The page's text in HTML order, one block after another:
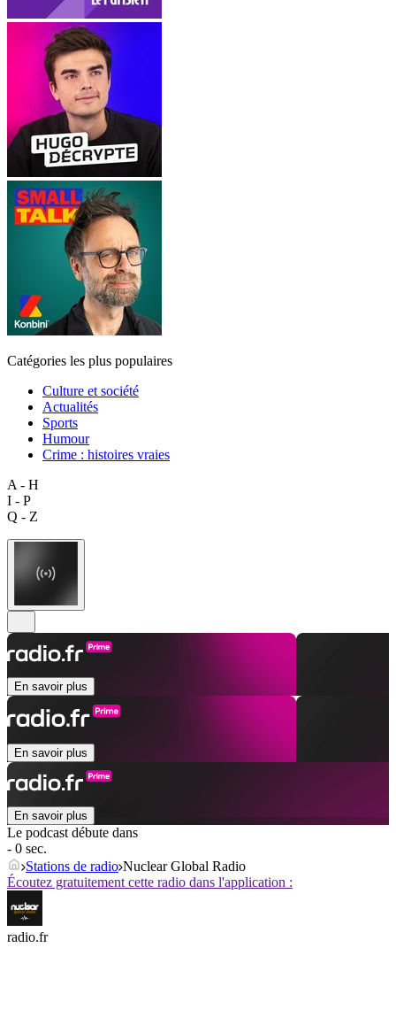
Catégories les plus populaires
Culture et société
Actualités
Sports
Humour
Crime : histoires vraies
A - H
I - P
Q - Z
En savoir plus
En savoir plus
En savoir plus
Le podcast débute dans
- 0 sec.
Stations de radio Nuclear Global Radio
Écoutez gratuitement cette radio dans l'application :
radio.fr